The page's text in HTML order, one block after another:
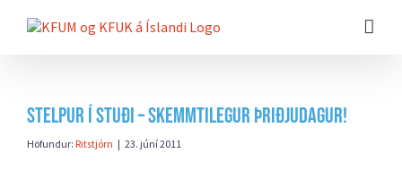
beint
Stelpur í stuði – skemmtilegur þriðjudagur!
Höfundur: Ritstjórn | 23. júní 2011